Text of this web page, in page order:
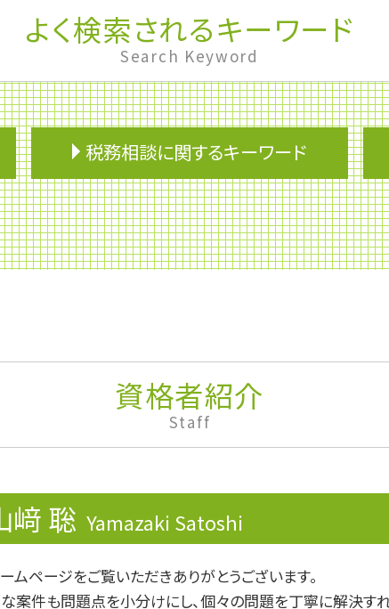
よく検索されるキーワード
Search Keyword
税務相談に関するキーワード
配偶者控除
財形貯蓄 いくら
銀行融資 審査
企業再生
仕入税額控除
事業専従者
個人事業主 確定申告 必要書類
無申告加算税
副業 確定申告 いくらから
免税
法人税 申告期限
リスクマネジメント
滞納処分
資格者紹介
Staff
﨑 聡 Yamazaki Satoshi
ムページをご覧いただきありがとうございます。
案件も問題点を小分けにし、個々の問題を丁寧に解決す